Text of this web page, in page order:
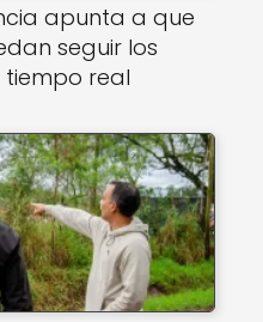
apunta a que
seguir los
tiempo real